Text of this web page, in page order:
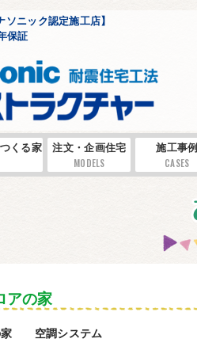
ニック認定施工店】
保証
くる家 注文・企画住宅
MODELS
施工事例
CASES
の家
家 空調システム